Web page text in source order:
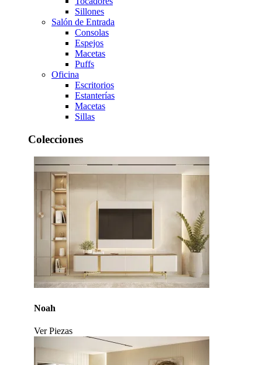
Sillones
Salón de Entrada
Consolas
Espejos
Macetas
Puffs
Oficina
Escritorios
Estanterías
Macetas
Sillas
Colecciones
Noah
Ver Piezas